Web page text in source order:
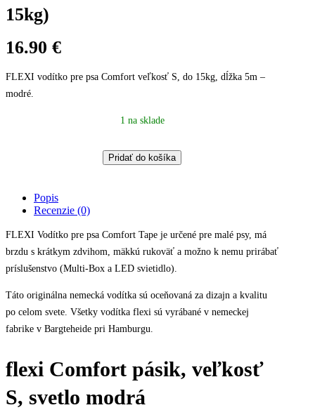
15kg)
16.90 €
FLEXI vodítko pre psa Comfort veľkosť S, do 15kg, dĺžka 5m –
modré.
1 na sklade
Vodítko
pre
svetlomodré
S
/
(do
15kg)
quantity
Pridať do košíka
Popis
Recenzie (0)
FLEXI Vodítko pre psa Comfort Tape je určené pre malé psy, má
brzdu s krátkym zdvihom, mäkkú rukoväť a možno k nemu prirábať
príslušenstvo (Multi-Box a LED svietidlo).
Táto originálna nemecká vodítka sú oceňovaná za dizajn a kvalitu
po celom svete. Všetky vodítka flexi sú vyrábané v nemeckej
fabrike v Bargteheide pri Hamburgu.
flexi Comfort pásik, veľkosť
S, svetlo modrá